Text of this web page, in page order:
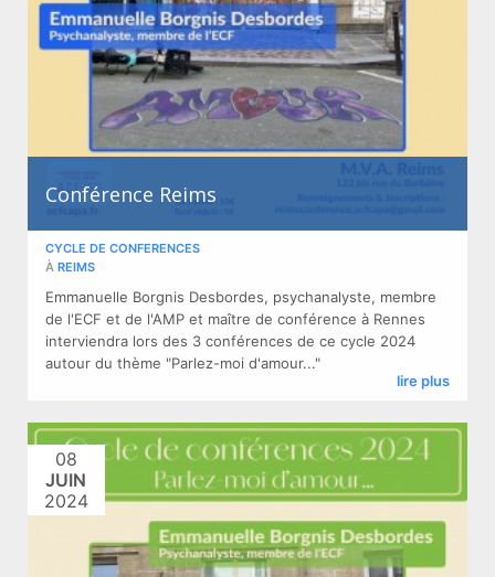
Conférence Reims
CYCLE DE CONFERENCES
À REIMS
Emmanuelle Borgnis Desbordes, psychanalyste, membre
de l'ECF et de l'AMP et maître de conférence à Rennes
interviendra lors des 3 conférences de ce cycle 2024
autour du thème "Parlez-moi d'amour..."
lire plus
08
JUIN
2024